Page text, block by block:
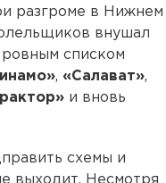
разгроме в Нижнем
внушал
списком
, «Салават»,
и вновь
схемы и
выходит. Несмотря